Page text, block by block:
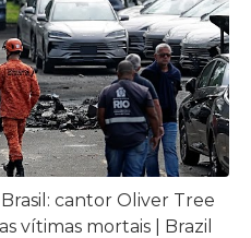
cantor Oliver Tree
vítimas mortais | Brazil